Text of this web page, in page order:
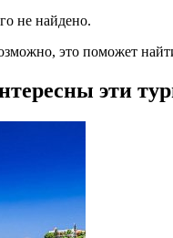
не найдено.
это поможет
эти